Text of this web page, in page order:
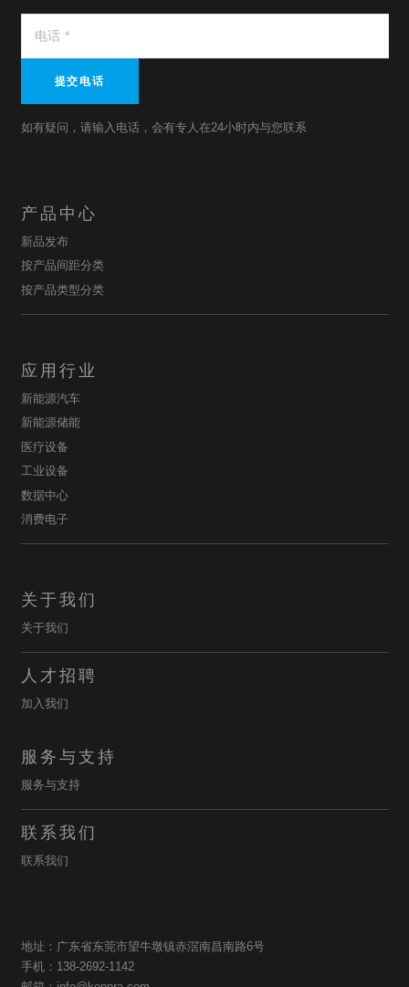
提交电话
如有疑问，请输入电话，会有专人在24小时内与您联系
产品中心
新品发布
按产品间距分类
按产品类型分类
应用行业
新能源汽车
新能源储能
医疗设备
工业设备
数据中心
消费电子
关于我们
关于我们
人才招聘
加入我们
服务与支持
服务与支持
联系我们
联系我们
地址：广东省东莞市望牛墩镇赤滘南昌南路6号
手机：138-2692-1142